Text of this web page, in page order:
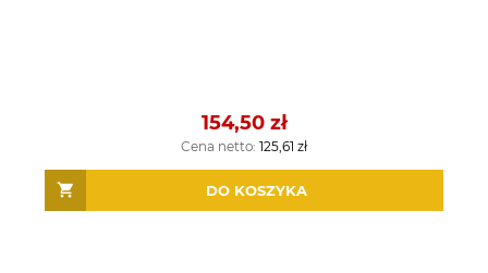
154,50 zł
Cena netto: 125,61 zł
DO KOSZYKA